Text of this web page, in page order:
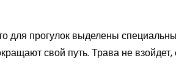
для прогулок выделены
свой путь. Трава не взойдет,